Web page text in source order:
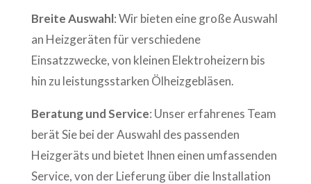
Breite Auswahl: Wir bieten eine große Auswahl
an Heizgeräten für verschiedene
Einsatzzwecke, von kleinen Elektroheizern bis
hin zu leistungsstarken Ölheizgebläsen.
Beratung und Service: Unser erfahrenes Team
berät Sie bei der Auswahl des passenden
Heizgeräts und bietet Ihnen einen umfassenden
Service, von der Lieferung über die Installation